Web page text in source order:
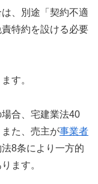
、別途「契約不適
特約を設ける必要
す。
合、宅建業法40
た、売主が事業者
8条により一方的
ます。